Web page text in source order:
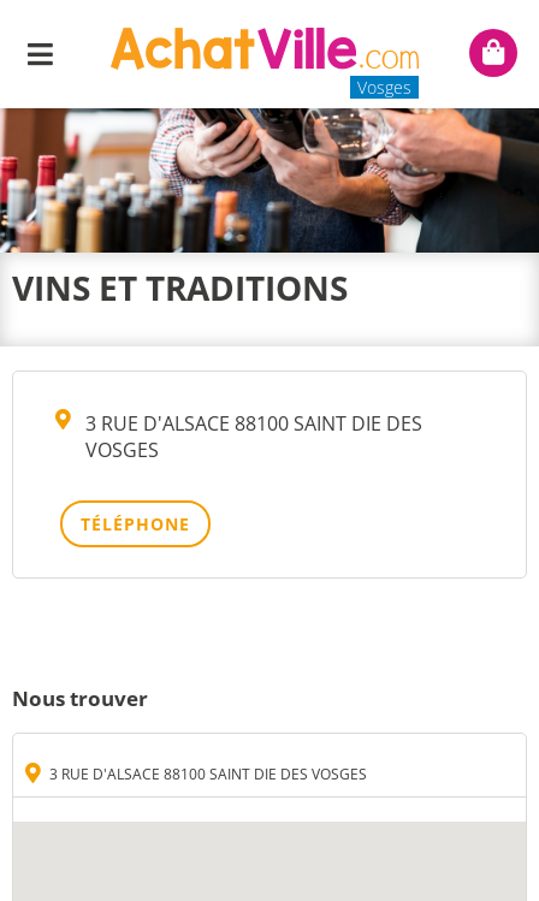
Menu
Vosges
Mon
VINS ET TRADITIONS
3 RUE D'ALSACE 88100 SAINT DIE DES
VOSGES
TÉLÉPHONE
Nous trouver
3 RUE D'ALSACE 88100 SAINT DIE DES VOSGES